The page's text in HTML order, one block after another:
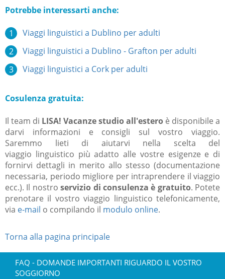
Potrebbe interessarti anche:
Viaggi linguistici a Dublino per adulti
Viaggi linguistici a Dublino - Grafton per adulti
Viaggi linguistici a Cork per adulti
Cosulenza gratuita:
Il team di LISA! Vacanze studio all'estero è disponibile a
darvi informazioni e consigli sul vostro viaggio.
Saremmo lieti di aiutarvi nella scelta del
viaggio linguistico più adatto alle vostre esigenze e di
fornirvi dettagli in merito allo stesso (documentazione
necessaria, periodo migliore per intraprendere il viaggio
ecc.). Il nostroservizio di consulenza è gratuito. Potete
prenotare il vostro viaggio linguistico telefonicamente,
via e-mail o compilando il modulo online.
Torna alla pagina principale
FAQ - DOMANDE IMPORTANTI RIGUARDO IL VOSTRO
SOGGIORNO